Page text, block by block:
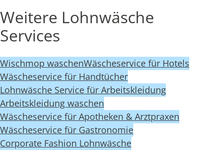
Weitere Lohnwäsche
Services
Wischmop waschenWäscheservice für Hotels
Wäscheservice für Handtücher
Lohnwäsche Service für Arbeitskleidung
Arbeitskleidung waschen
Wäscheservice für Apotheken & Arztpraxen
Wäscheservice für Gastronomie
Corporate Fashion Lohnwäsche